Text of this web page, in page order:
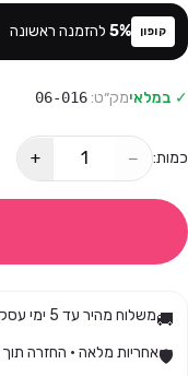
קופון 5% להזמנה ראשונה
✓ במלאימק״ט:06-016
כמות: −
+
🚚משלוח מהיר עד 5 ימי עסקים (מגיע בד״כ עד 3)
🛡️אחריות מלאה · החזרה תוך 14 יום לפי חוק הגנת הצרכן